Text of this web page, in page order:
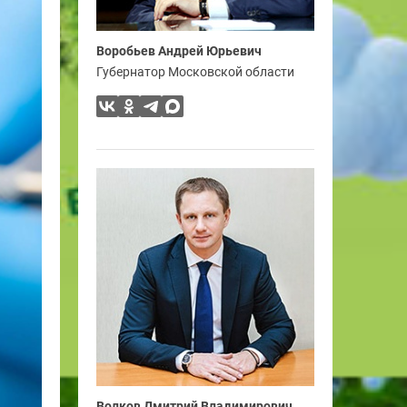
Воробьев Андрей Юрьевич
Губернатор Московской области